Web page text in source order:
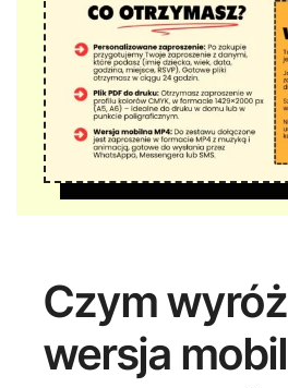
Czym
wersja